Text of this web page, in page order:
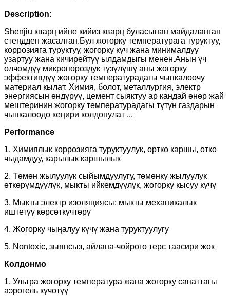
Description:
Shenjiu кварц ийне кийиз кварц буласынан майдаланган
стендден жасалган.Бул жогорку температурага туруктуу,
коррозияга туруктуу, жогорку күч жана минималдуу
узартуу жана кичирейтүү ылдамдыгы менен.Анын үч
өлчөмдүү микропороздук түзүлүшү аны жогорку
эффективдүү жогорку температурадагы чыпкалоочу
материал кылат. Химия, болот, металлургия, электр
энергиясын өндүрүү, цемент сыяктуу ар кандай өнөр жай
мештеринин жогорку температурадагы түтүн газдарын
чыпкалоодо кеңири колдонулат ...
Performance
1. Химиялык коррозияга туруктуулук, өрткө каршы, отко
чыдамдуу, карылык каршылык
2. Төмөн жылуулук сыйымдуулугу, төмөнкү жылуулук
өткөрүмдүүлүк, мыкты ийкемдүүлүк, жогорку кысуу күчү
3. Мыкты электр изоляциясы; мыкты механикалык
иштетүү көрсөткүчтөрү
4. Жогорку чыңалуу күчү жана туруктуулугу
5. Nontoxic, зыянсыз, айлана-чөйрөгө терс таасири жок
Колдонмо
1. Ультра жогорку температура жана жогорку сапаттагы
аэрогель күчөтүү